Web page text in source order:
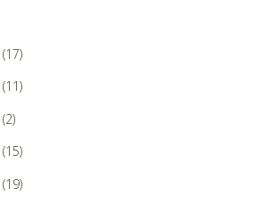
(17)
(11)
(2)
(15)
(19)